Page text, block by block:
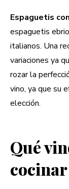
Espaguetis
espaguetis
italianos. Una
variaciones ya
rozar la
vino, ya que su
elección.
Qué
cocinar